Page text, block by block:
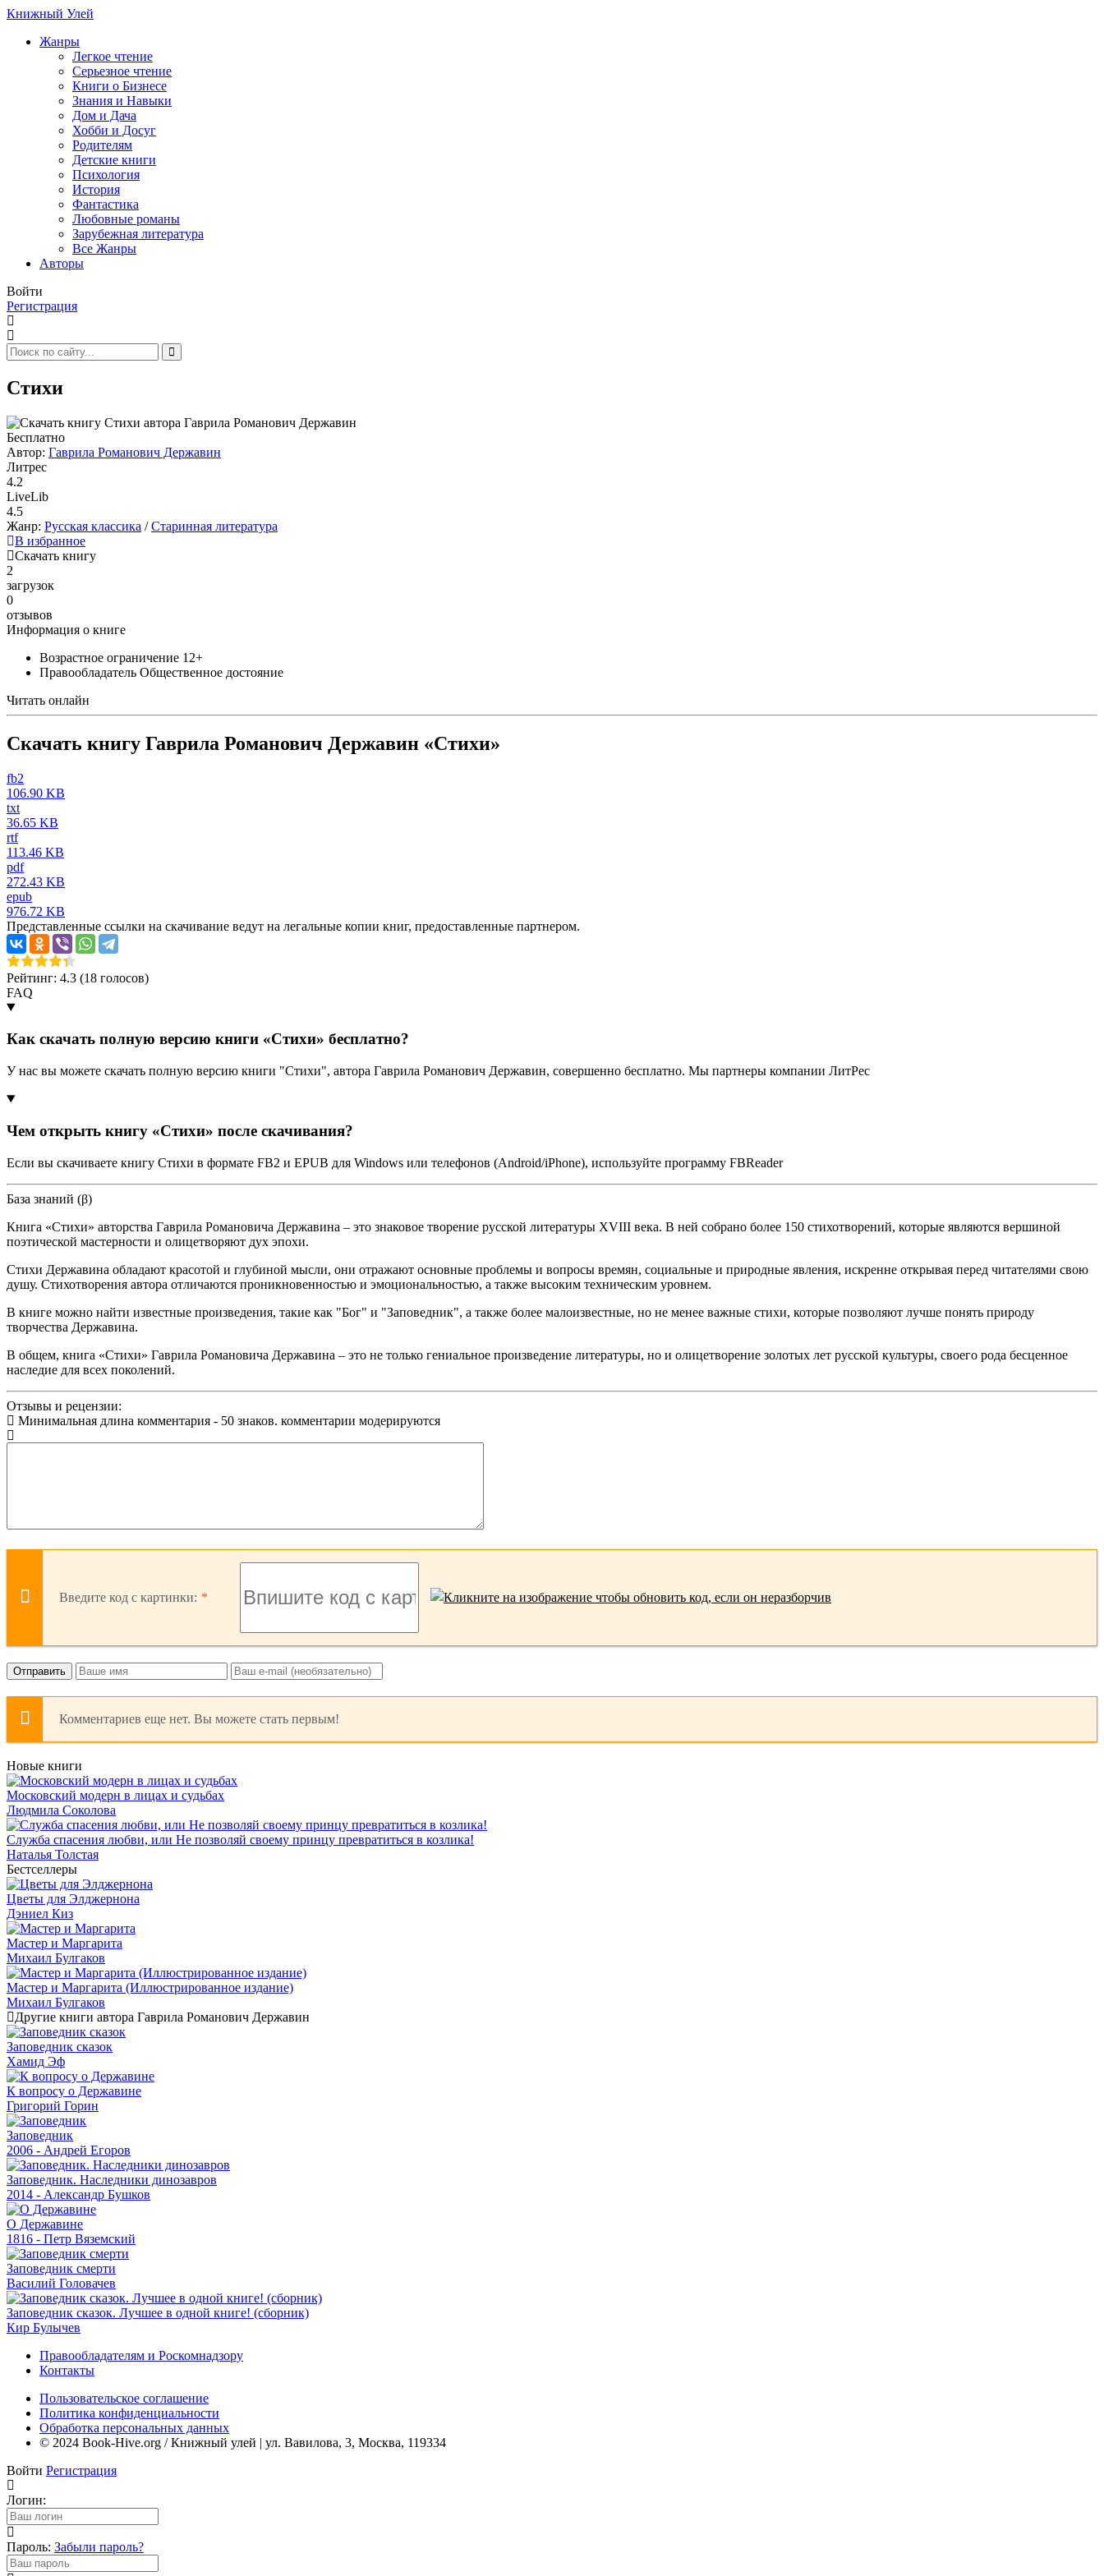
Книжный Улей
Жанры
Легкое чтение
Серьезное чтение
Книги о Бизнесе
Знания и Навыки
Дом и Дача
Хобби и Досуг
Родителям
Детские книги
Психология
История
Фантастика
Любовные романы
Зарубежная литература
Все Жанры
Авторы
Войти
Регистрация
Стихи
Бесплатно
Автор: Гаврила Романович Державин
Литрес
4.2
LiveLib
4.5
Жанр: Русская классика /Старинная литература
В избранное
Скачать книгу
2
загрузок
0
отзывов
Информация о книге
Возрастное ограничение 12+
Правообладатель Общественное достояние
Читать онлайн
Скачать книгу Гаврила Романович Державин «Стихи»
fb2
106.90 KB
txt
36.65 KB
rtf
113.46 KB
pdf
272.43 KB
epub
976.72 KB
Представленные ссылки на скачивание ведут на легальные копии книг, предоставленные партнером.
Рейтинг: 4.3 (18 голосов)
FAQ
Как скачать полную версию книги «Стихи» бесплатно?
У нас вы можете скачать полную версию книги "Стихи", автора Гаврила Романович Державин, совершенно бесплатно. Мы партнеры компании ЛитРес
Чем открыть книгу «Стихи» после скачивания?
Если вы скачиваете книгу Стихи в формате FB2 и EPUB для Windows или телефонов (Android/iPhone), используйте программу FBReader
База знаний (β)
Книга «Стихи» авторства Гаврила Романовича Державина – это знаковое творение русской литературы XVIII века. В ней собрано более 150 стихотворений, которые являются вершиной
поэтической мастерности и олицетворяют дух эпохи.
Стихи Державина обладают красотой и глубиной мысли, они отражают основные проблемы и вопросы времян, социальные и природные явления, искренне открывая перед читателями свою
душу. Стихотворения автора отличаются проникновенностью и эмоциональностью, а также высоким техническим уровнем.
В книге можно найти известные произведения, такие как "Бог" и "Заповедник", а также более малоизвестные, но не менее важные стихи, которые позволяют лучше понять природу
творчества Державина.
В общем, книга «Стихи» Гаврила Романовича Державина – это не только гениальное произведение литературы, но и олицетворение золотых лет русской культуры, своего рода бесценное
наследие для всех поколений.
Отзывы и рецензии:
Минимальная длина комментария - 50 знаков. комментарии модерируются
Введите код с картинки:
Отправить
Комментариев еще нет. Вы можете стать первым!
Новые книги
Московский модерн в лицах и судьбах
Людмила Соколова
Служба спасения любви, или Не позволяй своему принцу превратиться в козлика!
Наталья Толстая
Бестселлеры
Цветы для Элджернона
Дэниел Киз
Мастер и Маргарита
Михаил Булгаков
Мастер и Маргарита (Иллюстрированное издание)
Михаил Булгаков
Другие книги автора Гаврила Романович Державин
Заповедник сказок
Хамид Эф
К вопросу о Державине
Григорий Горин
Заповедник
2006 - Андрей Егоров
Заповедник. Наследники динозавров
2014 - Александр Бушков
О Державине
1816 - Петр Вяземский
Заповедник смерти
Василий Головачев
Заповедник сказок. Лучшее в одной книге! (сборник)
Кир Булычев
Правообладателям и Роскомнадзору
Контакты
Пользовательское соглашение
Политика конфиденциальности
Обработка персональных данных
© 2024 Book-Hive.org / Книжный улей | ул. Вавилова, 3, Москва, 119334
Войти Регистрация
Логин:
Пароль: Забыли пароль?